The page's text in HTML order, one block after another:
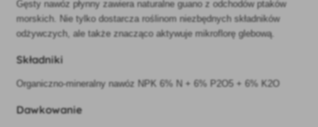
Gęsty nawóz płynny zawiera naturalne guano z odchodów ptaków
morskich. Nie tylko dostarcza roślinom niezbędnych składników
odżywczych, ale także znacząco aktywuje mikroflorę glebową.
Składniki
Organiczno-mineralny nawóz NPK 6% N + 6% P2O5 + 6% K2O
Dawkowanie